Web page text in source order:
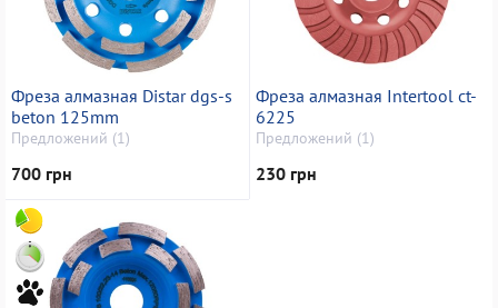
Фреза алмазная Distar dgs-s
beton 125mm
Предложений (1)
700 грн
Фреза алмазная Intertool ct-
6225
Предложений (1)
230 грн